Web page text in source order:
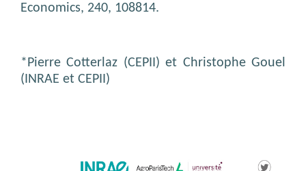
Economics, 240, 108814.
*Pierre Cotterlaz (CEPII) et Christophe Gouel
(INRAE et CEPII)